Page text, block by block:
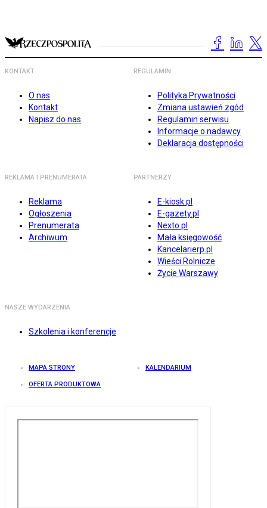
KONTAKT
O nas
Kontakt
Napisz do nas
REGULAMIN
Polityka Prywatności
Zmiana ustawień zgód
Regulamin serwisu
Informacje o nadawcy
Deklaracja dostępności
REKLAMA I PRENUMERATA
Reklama
Ogłoszenia
Prenumerata
Archiwum
PARTNERZY
E-kiosk.pl
E-gazety.pl
Nexto.pl
Mała księgowość
Kancelarierp.pl
Wieści Rolnicze
Życie Warszawy
NASZE WYDARZENIA
Szkolenia i konferencje
MAPA STRONY KALENDARIUM
OFERTA PRODUKTOWA